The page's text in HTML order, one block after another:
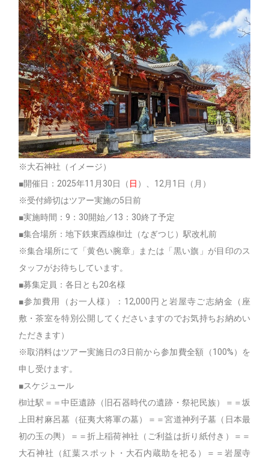
※大石神社（イメージ）
■開催日：2025年11月30日（ 日 ）、12月1日（月）
※受付締切はツアー実施の5日前
■実施時間：9：30開始／13：30終了予定
■集合場所：地下鉄東西線椥辻（なぎつじ）駅改札前
※集合場所にて「黄色い腕章」または「黒い旗」が目印のス
タッフがお待ちしています。
■募集定員：各日とも20名様
■参加費用（お一人様）：12,000円と岩屋寺ご志納金（座
敷・茶室を特別公開してくださいますのでお気持ちお納めい
ただきます）
※取消料はツアー実施日の3日前から参加費全額（100%）を
申し受けます。
■スケジュール
椥辻駅＝＝中臣遺跡（旧石器時代の遺跡・祭祀民族）＝＝坂
上田村麻呂墓（征夷大将軍の墓）＝＝宮道神列子墓（日本最
初の玉の輿）＝＝折上稲荷神社（ご利益は折り紙付き）＝＝
大石神社（紅葉スポット・大石内蔵助を祀る）＝＝岩屋寺